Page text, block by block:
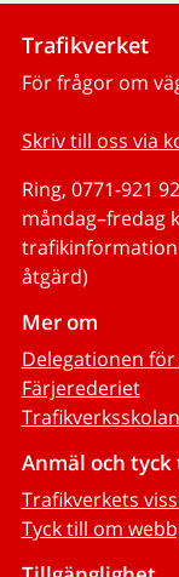
Trafikverket
För frågor om
Skriv till oss via
Ring, 0771-921
måndag–fredag
åtgärd)
Mer om
Delegationen
Färjerederiet
Trafikverksskolan
Anmäl och
Trafikverkets
Tyck till om